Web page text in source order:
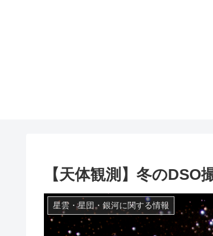
【天体観測】冬の
星雲・星団・銀河に関する情報